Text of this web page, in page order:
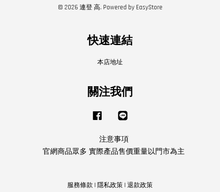
© 2026 連登 高. Powered by EasyStore
快速連結
本店地址
關注我們
Facebook
注意事項
官網商品眾多 實際產品售價重量以門市為主
服務條款 | 隱私政策 | 退款政策